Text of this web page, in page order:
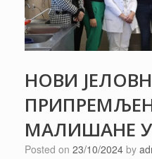
НОВИ
МАЛИШАНЕ
Posted on 23/10/2024 by